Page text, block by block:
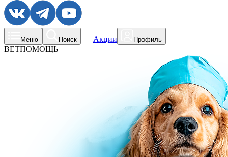
Меню Поиск Акции Профиль
ВЕТПОМОЩЬ